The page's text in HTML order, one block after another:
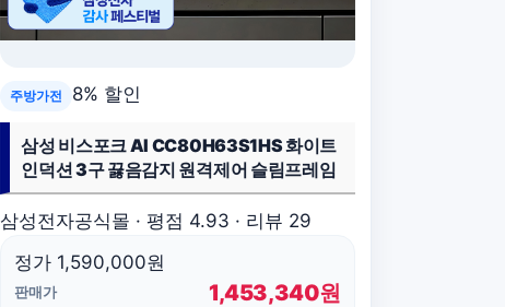
주방가전 8% 할인
삼성 비스포크 AI CC80H63S1HS 화이트
인덕션 3구 끓음감지 원격제어 슬림프레임
삼성전자공식몰 · 평점 4.93 · 리뷰 29
정가 1,590,000원
판매가 1,453,340원